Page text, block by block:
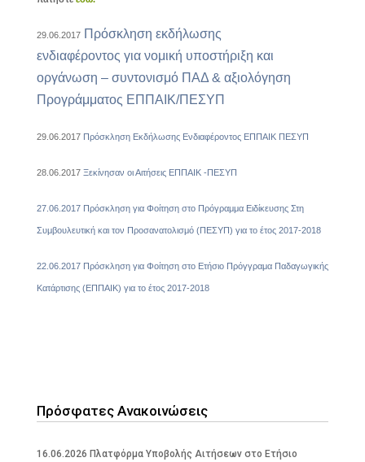
29.06.2017Πρόσκληση εκδήλωσης
ενδιαφέροντος για νομική υποστήριξη και
οργάνωση – συντονισμό ΠΑΔ & αξιολόγηση
Προγράμματος ΕΠΠΑΙΚ/ΠΕΣΥΠ
29.06.2017 Πρόσκληση Εκδήλωσης Ενδιαφέροντος ΕΠΠΑΙΚ ΠΕΣΥΠ
28.06.2017 Ξεκίνησαν οι Αιτήσεις ΕΠΠΑΙΚ -ΠΕΣΥΠ
27.06.2017 Πρόσκληση για Φοίτηση στο Πρόγραμμα Ειδίκευσης Στη
Συμβουλευτική και τον Προσανατολισμό (ΠΕΣΥΠ) για το έτος 2017-2018
22.06.2017 Πρόσκληση για Φοίτηση στο Ετήσιο Πρόγγραμα Παδαγωγικής
Κατάρτισης (ΕΠΠΑΙΚ) για το έτος 2017-2018
Πρόσφατες Ανακοινώσεις
16.06.2026 Πλατφόρμα Υποβολής Αιτήσεων στο Ετήσιο